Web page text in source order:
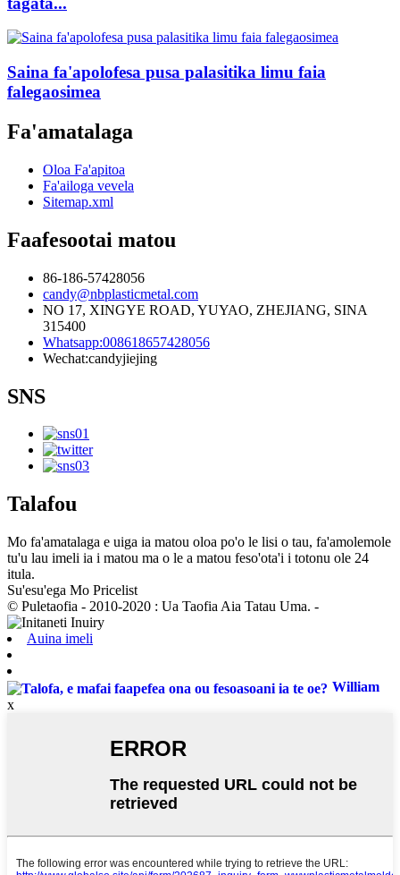
Saina fa'apolofesa pusa palasitika limu faia
falegaosimea
Fa'amatalaga
Oloa Fa'apitoa
Fa'ailoga vevela
Sitemap.xml
Faafesootai matou
86-186-57428056
candy@nbplasticmetal.com
NO 17, XINGYE ROAD, YUYAO, ZHEJIANG, SINA
315400
Whatsapp:008618657428056
Wechat:candyjiejing
SNS
Talafou
Mo fa'amatalaga e uiga ia matou oloa po'o le lisi o tau, fa'amolemole
tu'u lau imeli ia i matou ma o le a matou feso'ota'i i totonu ole 24
itula.
Su'esu'ega Mo Pricelist
© Puletaofia - 2010-2020 : Ua Taofia Aia Tatau Uma. -
Auina imeli
William
x